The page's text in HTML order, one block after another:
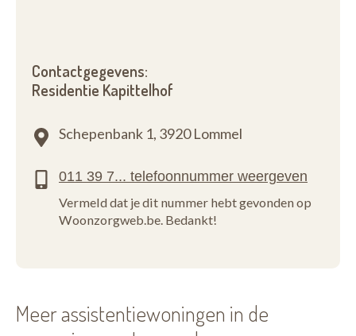
Contactgegevens:
Residentie Kapittelhof
Schepenbank 1, 3920 Lommel
Vermeld dat je dit nummer hebt gevonden op
Woonzorgweb.be. Bedankt!
Meer assistentiewoningen in de